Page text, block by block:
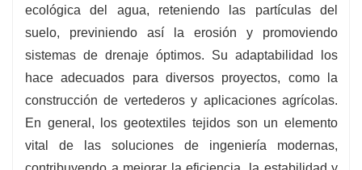
ecológica del agua, reteniendo las partículas del
suelo, previniendo así la erosión y promoviendo
sistemas de drenaje óptimos. Su adaptabilidad los
hace adecuados para diversos proyectos, como la
construcción de vertederos y aplicaciones agrícolas.
En general, los geotextiles tejidos son un elemento
vital de las soluciones de ingeniería modernas,